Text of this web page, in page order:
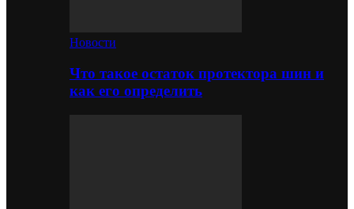
Новости
Что такое остаток протектора шин и
как его определить